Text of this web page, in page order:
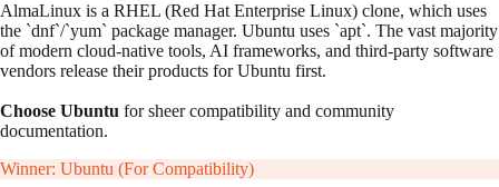
AlmaLinux is a RHEL (Red Hat Enterprise Linux) clone, which uses
the `dnf`/`yum` package manager. Ubuntu uses `apt`. The vast majority
of modern cloud-native tools, AI frameworks, and third-party software
vendors release their products for Ubuntu first.
Choose Ubuntu for sheer compatibility and community
documentation.
Winner: Ubuntu (For Compatibility)